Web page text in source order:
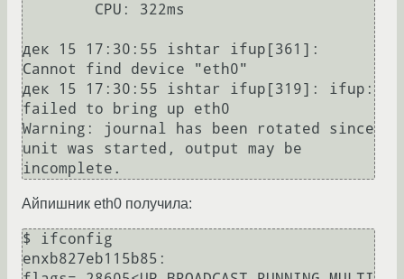
дек 15 17:30:55 ishtar ifup[361]:
Cannot find device "eth0"
дек 15 17:30:55 ishtar ifup[319]: ifup:
failed to bring up eth0
Warning: journal has been rotated since
unit was started, output may be
incomplete.
Айпишник eth0 получила:
$ ifconfig
enxb827eb115b85: